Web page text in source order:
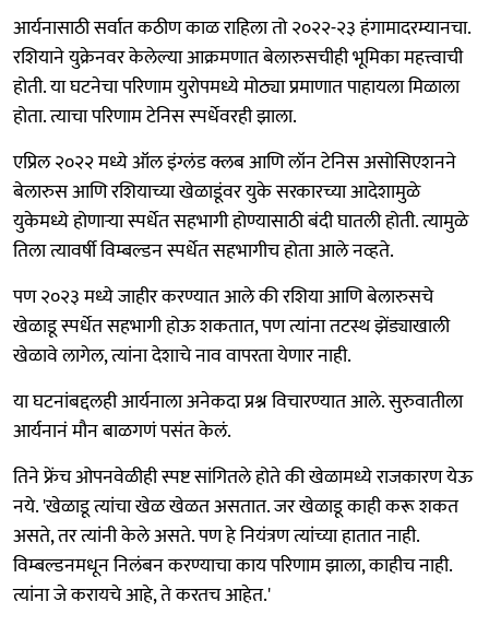
आर्यनासाठी सर्वात कठीण काळ राहिला तो २०२२-२३ हंगामादरम्यानचा.
रशियाने युक्रेनवर केलेल्या आक्रमणात बेलारुसचीही भूमिका महत्त्वाची
होती. या घटनेचा परिणाम युरोपमध्ये मोठ्या प्रमाणात पाहायला मिळाला
होता. त्याचा परिणाम टेनिस स्पर्धेवरही झाला.
एप्रिल २०२२ मध्ये ऑल इंग्लंड क्लब आणि लॉन टेनिस असोसिएशनने
बेलारुस आणि रशियाच्या खेळाडूंवर युके सरकारच्या आदेशामुळे
युकेमध्ये होणाऱ्या स्पर्धेत सहभागी होण्यासाठी बंदी घातली होती. त्यामुळे
तिला त्यावर्षी विम्बल्डन स्पर्धेत सहभागीच होता आले नव्हते.
पण २०२३ मध्ये जाहीर करण्यात आले की रशिया आणि बेलारुसचे
खेळाडू स्पर्धेत सहभागी होऊ शकतात, पण त्यांना तटस्थ झेंड्याखाली
खेळावे लागेल, त्यांना देशाचे नाव वापरता येणार नाही.
या घटनांबद्दलही आर्यनाला अनेकदा प्रश्न विचारण्यात आले. सुरुवातीला
आर्यनानं मौन बाळगणं पसंत केलं.
तिने फ्रेंच ओपनवेळीही स्पष्ट सांगितले होते की खेळामध्ये राजकारण येऊ
नये. 'खेळाडू त्यांचा खेळ खेळत असतात. जर खेळाडू काही करू शकत
असते, तर त्यांनी केले असते. पण हे नियंत्रण त्यांच्या हातात नाही.
विम्बल्डनमधून निलंबन करण्याचा काय परिणाम झाला, काहीच नाही.
त्यांना जे करायचे आहे, ते करतच आहेत.'